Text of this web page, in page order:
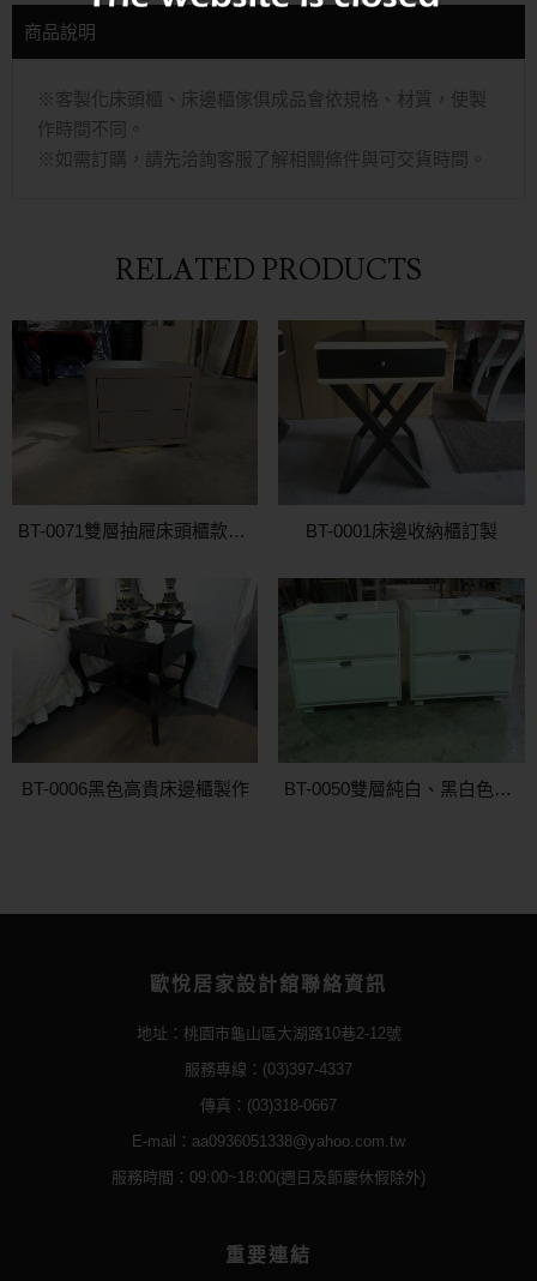
商品說明
※客製化床頭櫃、床邊櫃傢俱成品會依規格、材質，使製
作時間不同。
※如需訂購，請先洽詢客服了解相關條件與可交貨時間。
RELATED PRODUCTS
BT-0071雙層抽屜床頭櫃款式製作 BT-0001床邊收納櫃訂製
BT-0006黑色高貴床邊櫃製作 BT-0050雙層純白、黑白色置物櫃
歐悅居家設計舘聯絡資訊
地址：桃園市龜山區大湖路10巷2-12號
服務專線：(03)397-4337
傳真：(03)318-0667
E-mail：aa0936051338@yahoo.com.tw
服務時間：09:00~18:00(週日及節慶休假除外)
重要連結